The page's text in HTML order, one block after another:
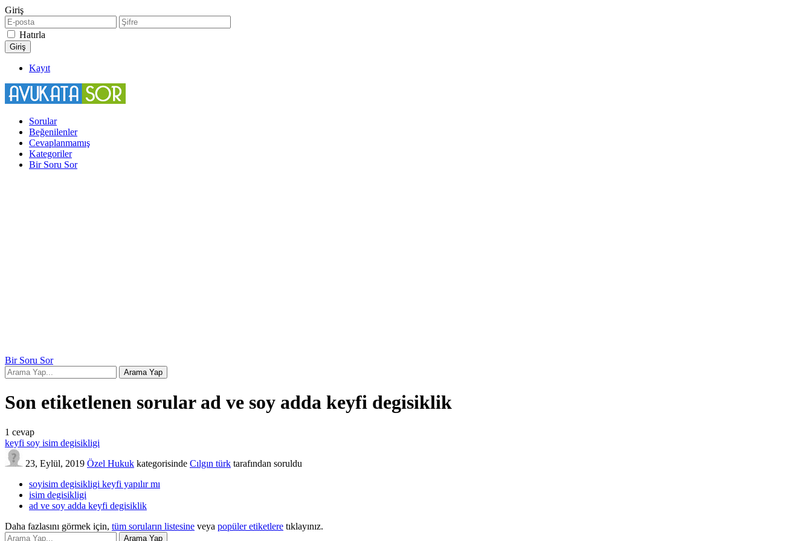
Giriş
Hatırla
Kayıt
Sorular
Beğenilenler
Cevaplanmamış
Kategoriler
Bir Soru Sor
Bir Soru Sor
Son etiketlenen sorular ad ve soy adda keyfi degisiklik
1 cevap
keyfi soy isim degisikligi
23, Eylül, 2019 Özel Hukuk kategorisinde Cılgın türk tarafından soruldu
soyisim degisikligi keyfi yapılır mı
isim degisikligi
ad ve soy adda keyfi degisiklik
Daha fazlasını görmek için, tüm soruların listesine veya popüler etiketlere tıklayınız.